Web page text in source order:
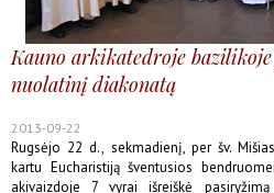
Kauno arkikatedroje
nuolatinį diakonatą
2013-09-22
Rugsėjo 22 d., sekmadienį, per šv.
kartu Eucharistiją šventusios
akivaizdoje 7 vyrai išreiškė